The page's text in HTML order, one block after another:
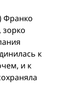
Франко
зорко
к
и к